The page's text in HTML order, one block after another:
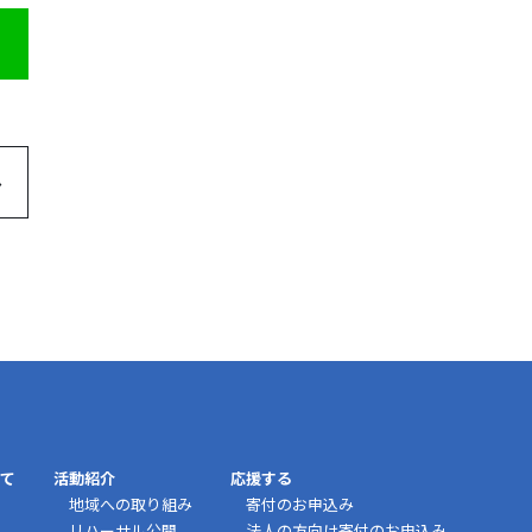
活動紹介
地域への取り組み
応援する
寄付のお申込み